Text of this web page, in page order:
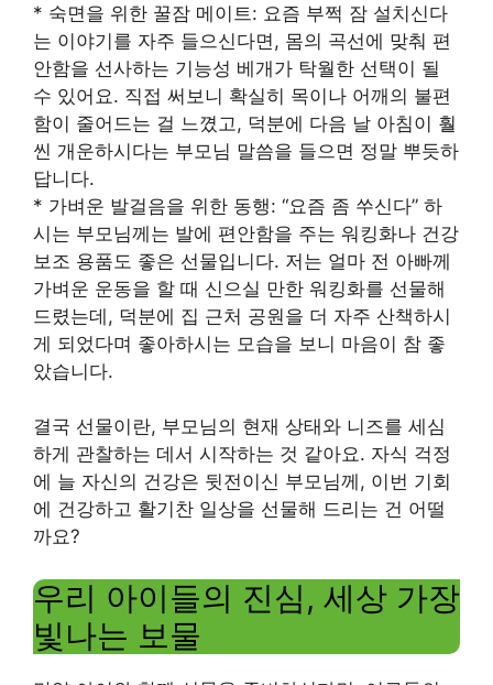
* 숙면을 위한 꿀잠 메이트: 요즘 부쩍 잠 설치신다
는 이야기를 자주 들으신다면, 몸의 곡선에 맞춰 편
안함을 선사하는 기능성 베개가 탁월한 선택이 될
수 있어요. 직접 써보니 확실히 목이나 어깨의 불편
함이 줄어드는 걸 느꼈고, 덕분에 다음 날 아침이 훨
씬 개운하시다는 부모님 말씀을 들으면 정말 뿌듯하
답니다.
* 가벼운 발걸음을 위한 동행: “요즘 좀 쑤신다” 하
시는 부모님께는 발에 편안함을 주는 워킹화나 건강
보조 용품도 좋은 선물입니다. 저는 얼마 전 아빠께
가벼운 운동을 할 때 신으실 만한 워킹화를 선물해
드렸는데, 덕분에 집 근처 공원을 더 자주 산책하시
게 되었다며 좋아하시는 모습을 보니 마음이 참 좋
았습니다.
결국 선물이란, 부모님의 현재 상태와 니즈를 세심
하게 관찰하는 데서 시작하는 것 같아요. 자식 걱정
에 늘 자신의 건강은 뒷전이신 부모님께, 이번 기회
에 건강하고 활기찬 일상을 선물해 드리는 건 어떨
까요?
우리 아이들의 진심, 세상 가장
빛나는 보물